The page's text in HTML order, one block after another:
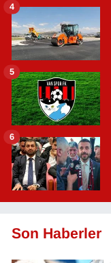
4
5
6
Son Haberler